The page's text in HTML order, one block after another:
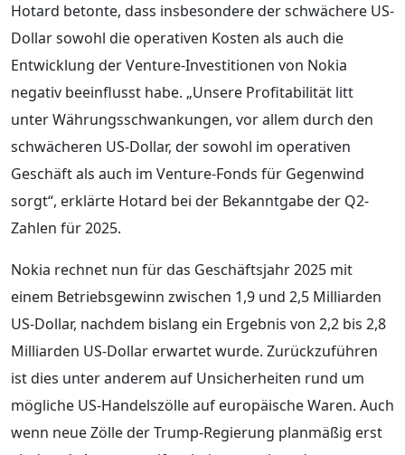
Hotard betonte, dass insbesondere der schwächere US-
Dollar sowohl die operativen Kosten als auch die
Entwicklung der Venture-Investitionen von Nokia
negativ beeinflusst habe. „Unsere Profitabilität litt
unter Währungsschwankungen, vor allem durch den
schwächeren US-Dollar, der sowohl im operativen
Geschäft als auch im Venture-Fonds für Gegenwind
sorgt“, erklärte Hotard bei der Bekanntgabe der Q2-
Zahlen für 2025.
Nokia rechnet nun für das Geschäftsjahr 2025 mit
einem Betriebsgewinn zwischen 1,9 und 2,5 Milliarden
US-Dollar, nachdem bislang ein Ergebnis von 2,2 bis 2,8
Milliarden US-Dollar erwartet wurde. Zurückzuführen
ist dies unter anderem auf Unsicherheiten rund um
mögliche US-Handelszölle auf europäische Waren. Auch
wenn neue Zölle der Trump-Regierung planmäßig erst